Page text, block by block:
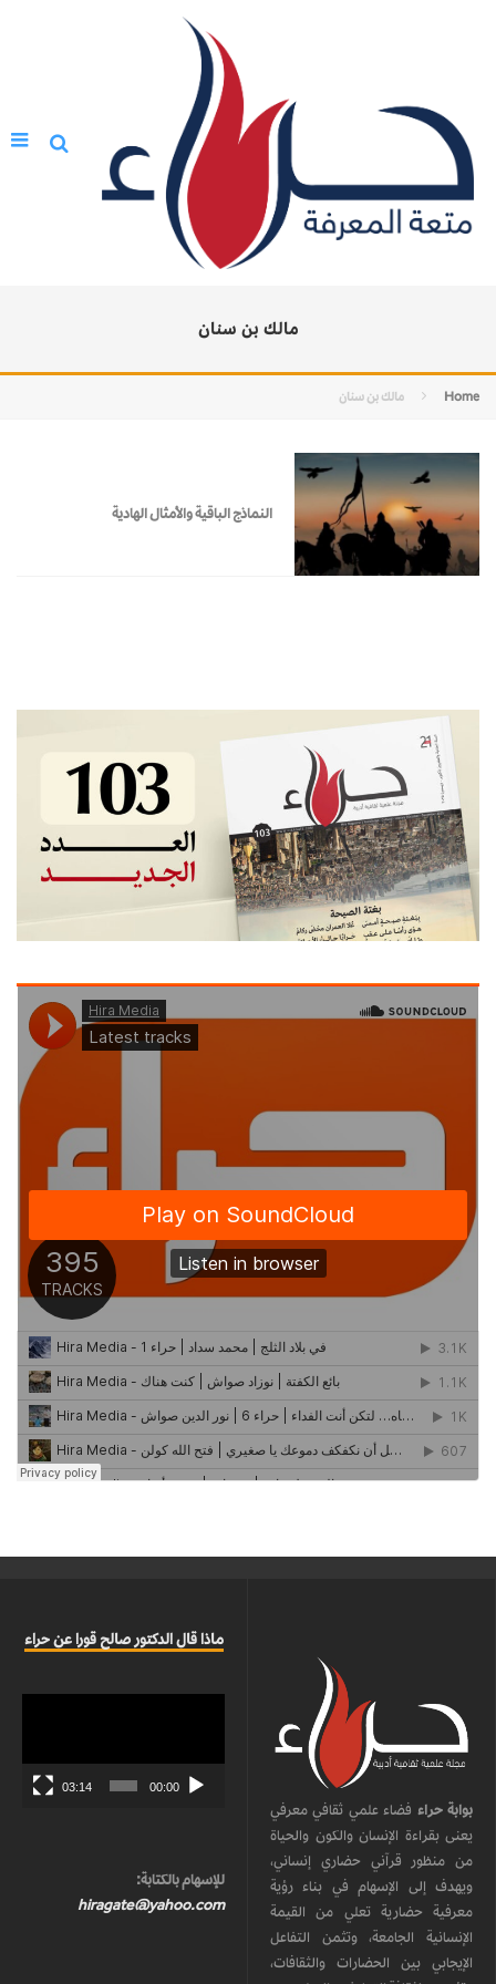
مالك بن سنان
Home مالك بن سنان
النماذج الباقية والأمثال الهادية
بوابة حراء فضاء علمي ثقافي معرفي
يعنى بقراءة الإنسان والكون والحياة
من منظور قرآني حضاري إنساني،
ويهدف إلى الإسهام في بناء رؤية
معرفية حضارية تعلي من القيمة
الإنسانية الجامعة، وتثمن التفاعل
الإيجابي بين الحضارات والثقافات،
ماذا قال الدكتور صالح قورا عن حراء
00:00
03:14
للإسهام بالكتابة:
hiragate@yahoo.com